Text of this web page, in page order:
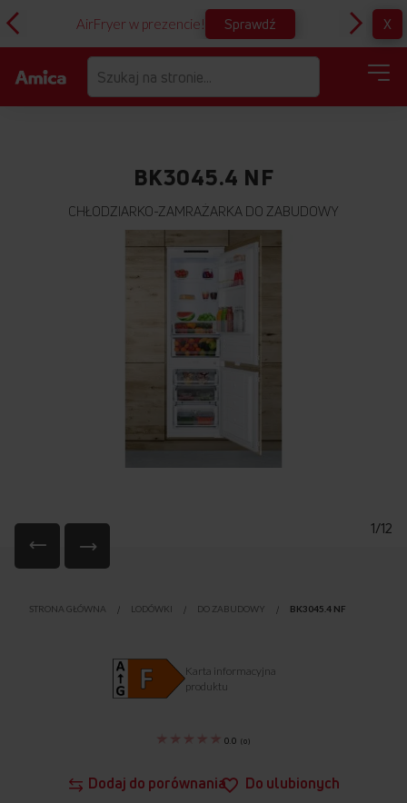
AirFryer w prezencie! Sprawdź X
BK3045.4 NF
CHŁODZIARKO-ZAMRAŻARKA DO ZABUDOWY
1/12
początek
STRONA GŁÓWNA LODÓWKI DO ZABUDOWY BK3045.4 NF
Dodaj do porównania Do ulubionych
0.0 (0)
Karta informacyjna
produktu